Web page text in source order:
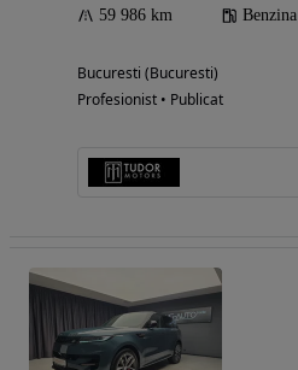
59 986 km Benzina
Bucuresti (Bucuresti)
Profesionist • Publicat